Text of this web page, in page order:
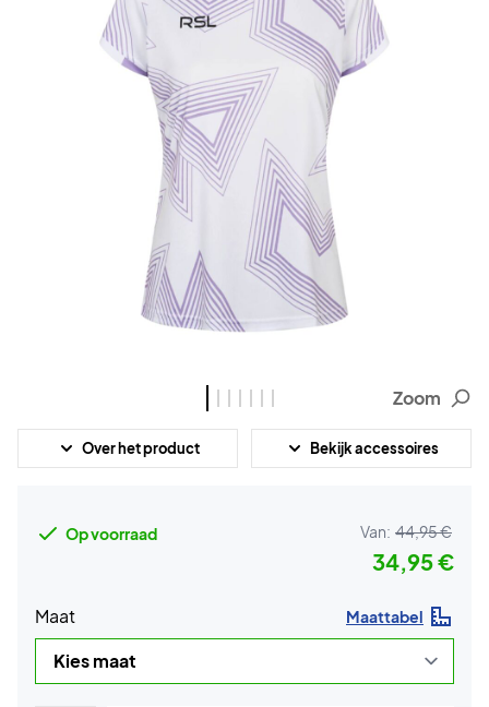
Zoom
Over het product Bekijk accessoires
Op voorraad Van: 44,95 €
34,95 €
Maat Maattabel